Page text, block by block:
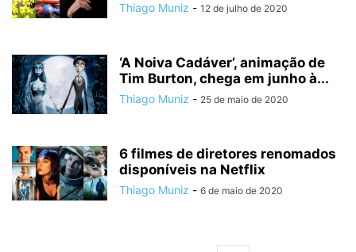
Thiago Muniz - 12 de julho de 2020
‘A Noiva Cadáver’, animação de
Tim Burton, chega em junho à...
Thiago Muniz - 25 de maio de 2020
6 filmes de diretores renomados
disponíveis na Netflix
Thiago Muniz - 6 de maio de 2020